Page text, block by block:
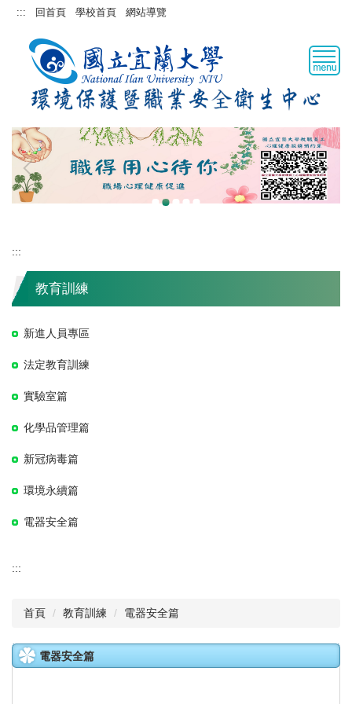
跳::: 回首頁 學校首頁 網站導覽
:::
教育訓練
新進人員專區
法定教育訓練
實驗室篇
化學品管理篇
新冠病毒篇
環境永續篇
電器安全篇
:::
首頁 教育訓練 電器安全篇
電器安全篇